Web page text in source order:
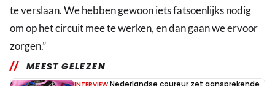
te verslaan. We hebben gewoon iets fatsoenlijks nodig
om op het circuit mee te werken, en dan gaan we ervoor
zorgen.”
MEEST GELEZEN